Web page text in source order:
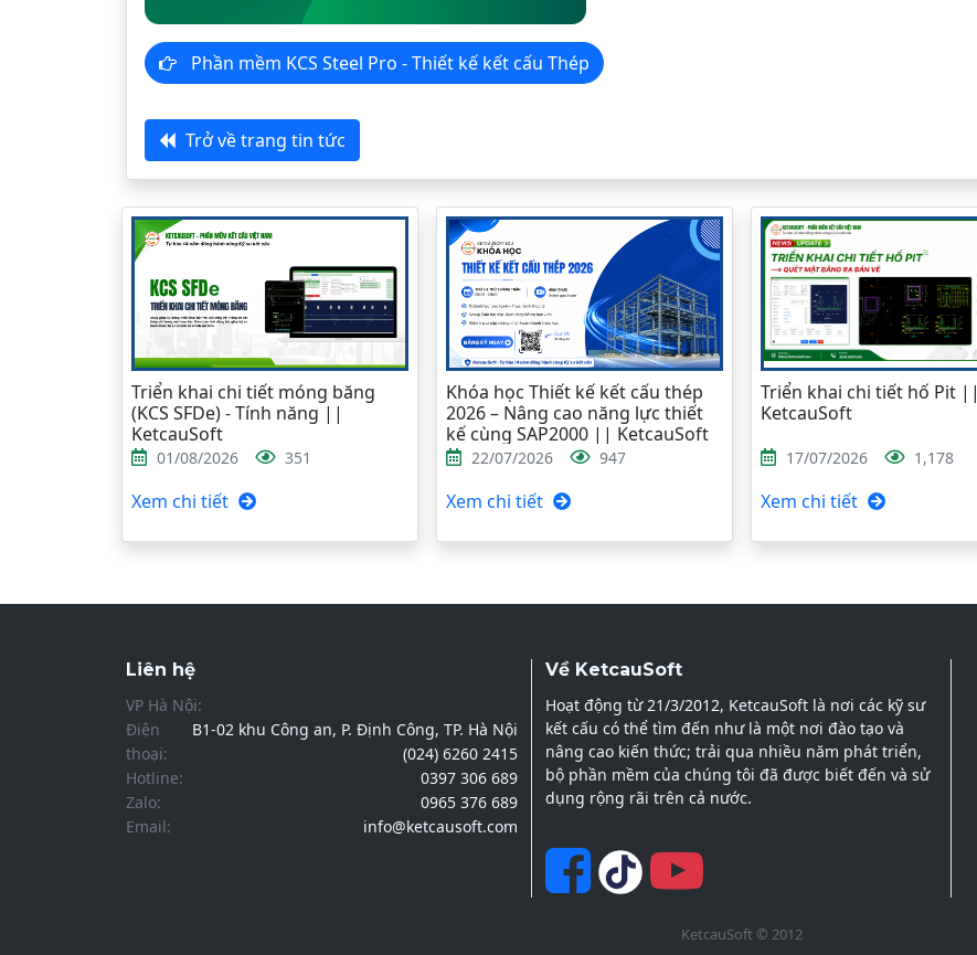
Phần mềm KCS Steel Pro - Thiết kế kết cấu Thép
Trở về trang tin tức
Triển khai chi tiết móng băng
(KCS SFDe) - Tính năng ||
KetcauSoft
01/08/2026 351
Xem chi tiết
Khóa học Thiết kế kết cấu thép
2026 – Nâng cao năng lực thiết
kế cùng SAP2000 || KetcauSoft
22/07/2026 947
Xem chi tiết
Triển khai chi tiết hố Pit ||
KetcauSoft
17/07/2026 1,178
Xem chi tiết
Liên hệ
VP Hà Nội:
B1-02 khu Công an, P. Định Công, TP. Hà Nội
Điện
thoại:
(024) 6260 2415
Hotline:
0397 306 689
Zalo:
0965 376 689
Email:
info@ketcausoft.com
Về KetcauSoft
Hoạt động từ 21/3/2012, KetcauSoft là nơi các kỹ sư
kết cấu có thể tìm đến như là một nơi đào tạo và
nâng cao kiến thức; trải qua nhiều năm phát triển,
bộ phần mềm của chúng tôi đã được biết đến và sử
dụng rộng rãi trên cả nước.
KetcauSoft © 2012